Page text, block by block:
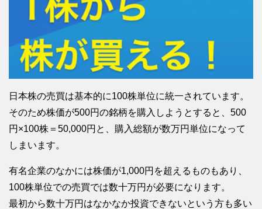
日本株の売買は基本的に100株単位に統一されています。
そのため株価が500円の銘柄を購入しようとすると、500
円×100株＝50,000円と、購入総額が数万円単位になって
しまいます。
有名企業のなかには株価が1,000円を超えるものもあり、
100株単位での売買では数十万円が必要になります。
最初から数十万円はなかなか投資できないという方も多い